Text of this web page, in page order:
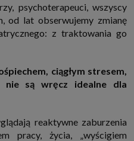
z Grupy SAGIER i Zaufanych
danych możesz ją w każdej
nie uchyli zgodności z prawem
przetwarzania, prawo do
wobec przetwarzania danych
nadzorczego, którym w Polsce
Osobowych.
przetwarzania danych i
psychoterapeuci, wszyscy
od lat obserwujemy zmianę
z traktowania go
ciągłym stresem,
nie są wręcz idealne dla
reaktywne zaburzenia
pracy, życia, „wyścigiem